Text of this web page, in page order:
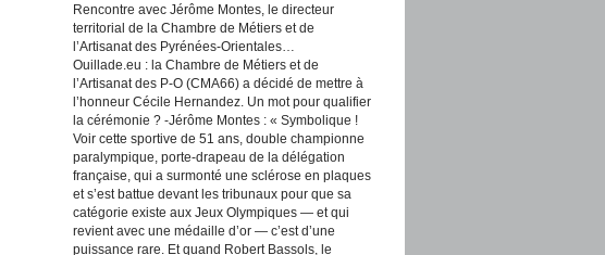
Rencontre avec Jérôme Montes, le directeur
territorial de la Chambre de Métiers et de
l’Artisanat des Pyrénées-Orientales…
Ouillade.eu : la Chambre de Métiers et de
l’Artisanat des P-O (CMA66) a décidé de mettre à
l’honneur Cécile Hernandez. Un mot pour qualifier
la cérémonie ? -Jérôme Montes : « Symbolique !
Voir cette sportive de 51 ans, double championne
paralympique, porte-drapeau de la délégation
française, qui a surmonté une sclérose en plaques
et s’est battue devant les tribunaux pour que sa
catégorie existe aux Jeux Olympiques — et qui
revient avec une médaille d’or — c’est d’une
puissance rare. Et quand Robert Bassols, le